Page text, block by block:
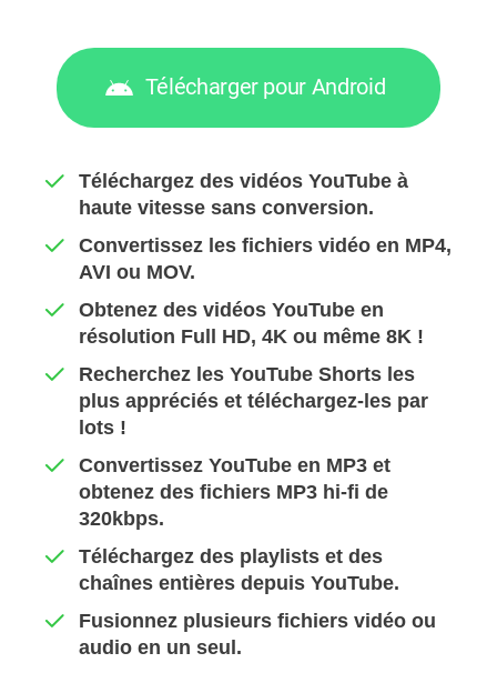
Télécharger pour Android
Téléchargez des vidéos YouTube à
haute vitesse sans conversion.
Convertissez les fichiers vidéo en MP4,
AVI ou MOV.
Obtenez des vidéos YouTube en
résolution Full HD, 4K ou même 8K !
Recherchez les YouTube Shorts les
plus appréciés et téléchargez-les par
lots !
Convertissez YouTube en MP3 et
obtenez des fichiers MP3 hi-fi de
320kbps.
Téléchargez des playlists et des
chaînes entières depuis YouTube.
Fusionnez plusieurs fichiers vidéo ou
audio en un seul.